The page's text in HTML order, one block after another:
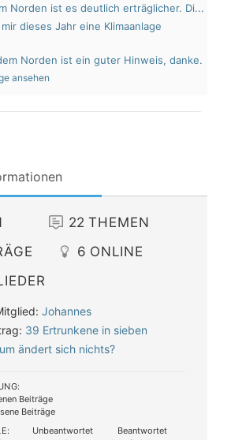
Norden ist es deutlich erträglicher. Di...
dieses Jahr eine Klimaanlage
Norden ist ein guter Hinweis, danke.
ansehen
22 THEMEN
6 ONLINE
Johannes
39 Ertrunkene in sieben
ändert sich nichts?
Beiträge
Beiträge
Unbeantwortet
Beantwortet